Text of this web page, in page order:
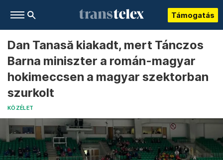
Támogatás
Dan Tanasă kiakadt, mert Tánczos
Barna miniszter a román-magyar
hokimeccsen a magyar szektorban
szurkolt
KÖZÉLET